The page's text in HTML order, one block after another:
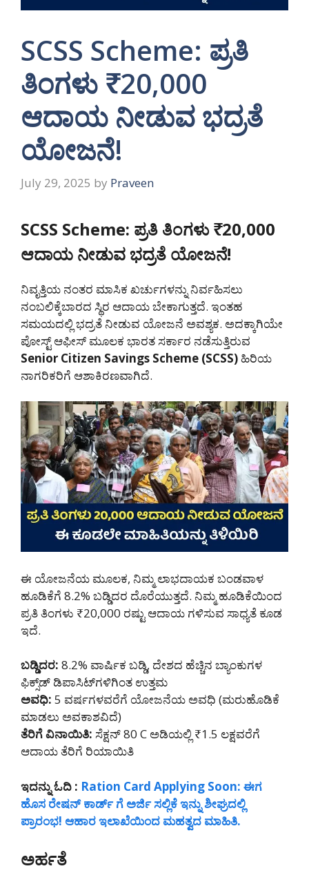
SCSS Scheme: ಪ್ರತಿ
ತಿಂಗಳು ₹20,000
ಆದಾಯ ನೀಡುವ ಭದ್ರತೆ
ಯೋಜನೆ!
July 29, 2025 by Praveen
SCSS Scheme: ಪ್ರತಿ ತಿಂಗಳು ₹20,000
ಆದಾಯ ನೀಡುವ ಭದ್ರತೆ ಯೋಜನೆ!
ನಿವೃತ್ತಿಯ ನಂತರ ಮಾಸಿಕ ಖರ್ಚುಗಳನ್ನು ನಿರ್ವಹಿಸಲು
ನಂಬಲಿಕ್ಕೆಬಾರದ ಸ್ಥಿರ ಆದಾಯ ಬೇಕಾಗುತ್ತದೆ. ಇಂತಹ
ಸಮಯದಲ್ಲಿ ಭದ್ರತೆ ನೀಡುವ ಯೋಜನೆ ಅವಶ್ಯಕ. ಅದಕ್ಕಾಗಿಯೇ
ಪೋಸ್ಟ್ ಆಫೀಸ್ ಮೂಲಕ ಭಾರತ ಸರ್ಕಾರ ನಡೆಸುತ್ತಿರುವ
Senior Citizen Savings Scheme (SCSS)ಹಿರಿಯ
ನಾಗರಿಕರಿಗೆ ಆಶಾಕಿರಣವಾಗಿದೆ.
ಈ ಯೋಜನೆಯ ಮೂಲಕ, ನಿಮ್ಮ ಲಾಭದಾಯಕ ಬಂಡವಾಳ
ಹೂಡಿಕೆಗೆ 8.2% ಬಡ್ಡಿದರ ದೊರೆಯುತ್ತದೆ. ನಿಮ್ಮ ಹೂಡಿಕೆಯಿಂದ
ಪ್ರತಿ ತಿಂಗಳು ₹20,000 ರಷ್ಟು ಆದಾಯ ಗಳಿಸುವ ಸಾಧ್ಯತೆ ಕೂಡ
ಇದೆ.
ಬಡ್ಡಿದರ: 8.2% ವಾರ್ಷಿಕ ಬಡ್ಡಿ, ದೇಶದ ಹೆಚ್ಚಿನ ಬ್ಯಾಂಕುಗಳ
ಫಿಕ್ಸ್‌ಡ್ ಡಿಪಾಸಿಟ್‌ಗಳಿಗಿಂತ ಉತ್ತಮ
ಅವಧಿ: 5 ವರ್ಷಗಳವರೆಗೆ ಯೋಜನೆಯ ಅವಧಿ (ಮರುಹೊಡಿಕೆ
ಮಾಡಲು ಅವಕಾಶವಿದೆ)
ತೆರಿಗೆ ವಿನಾಯಿತಿ: ಸೆಕ್ಷನ್ 80 C ಅಡಿಯಲ್ಲಿ ₹1.5 ಲಕ್ಷವರೆಗೆ
ಆದಾಯ ತೆರಿಗೆ ರಿಯಾಯಿತಿ
ಇದನ್ನು ಓದಿ : Ration Card Applying Soon: ಈಗ
ಹೊಸ ರೇಷನ್ ಕಾರ್ಡ್ ಗೆ ಅರ್ಜಿ ಸಲ್ಲಿಕೆ ಇನ್ನು ಶೀಘ್ರದಲ್ಲಿ
ಪ್ರಾರಂಭ! ಆಹಾರ ಇಲಾಖೆಯಿಂದ ಮಹತ್ವದ ಮಾಹಿತಿ.
ಅರ್ಹತೆ